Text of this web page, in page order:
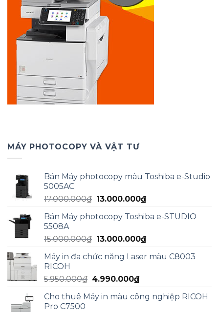
MÁY PHOTOCOPY VÀ VẬT TƯ
Bán Máy photocopy màu Toshiba e-Studio
5005AC
17.000.000₫ Giá
là:
13.000.000₫Giá
tại
13.000.000₫.
Bán Máy photocopy Toshiba e-STUDIO
5508A
15.000.000₫ Giá
là:
13.000.000₫Giá
tại
Máy in đa chức năng Laser màu C8003
RICOH
5.950.000₫ Giá
là:
4.990.000₫Giá
tại
Cho thuê Máy in màu công nghiệp RICOH
Pro C7500